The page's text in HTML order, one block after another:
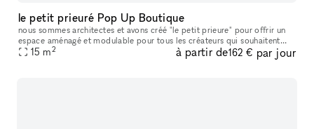
le petit prieuré Pop Up Boutique
nous sommes architectes et avons créé "le petit prieure" pour offrir un
espace aménagé et modulable pour tous les créateurs qui souhaitent
présenter leur travaux ( designers, artistes, céramistes, ph
15 m2 à partir de162 € par jour